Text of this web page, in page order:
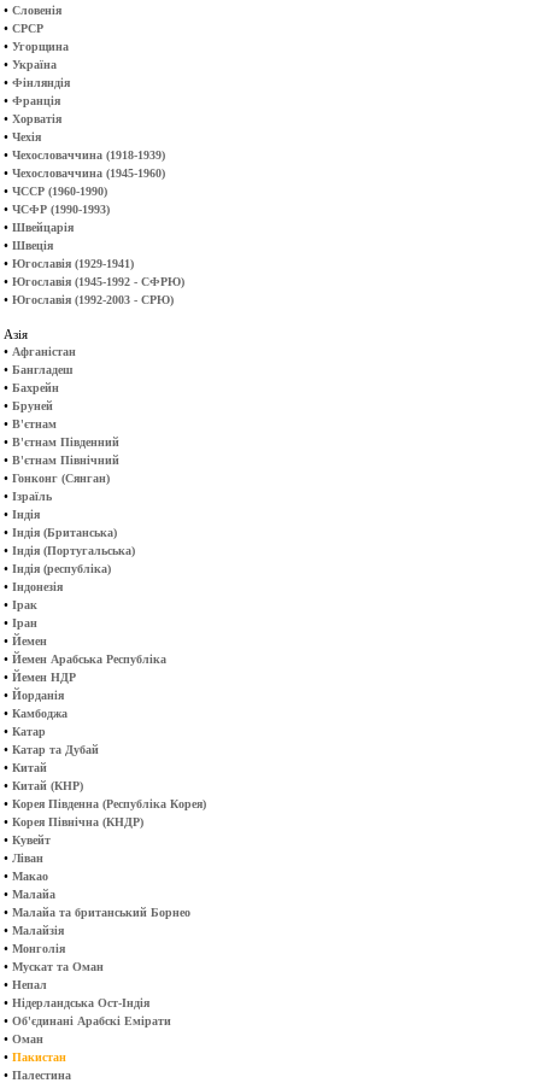
• Словенія
• СРСР
• Угорщина
• Україна
• Фінляндія
• Франція
• Хорватія
• Чехія
• Чехословаччина (1918-1939)
• Чехословаччина (1945-1960)
• ЧССР (1960-1990)
• ЧСФР (1990-1993)
• Швейцарія
• Швеція
• Югославія (1929-1941)
• Югославія (1945-1992 - СФРЮ)
• Югославія (1992-2003 - СРЮ)
Азія
• Афганістан
• Бангладеш
• Бахрейн
• Бруней
• В'єтнам
• В'єтнам Південний
• В'єтнам Північний
• Гонконг (Сянган)
• Ізраїль
• Індія
• Індія (Британська)
• Індія (Португальська)
• Індія (республіка)
• Індонезія
• Ірак
• Іран
• Йемен
• Йемен Арабська Республіка
• Йемен НДР
• Йорданія
• Камбоджа
• Катар
• Катар та Дубай
• Китай
• Китай (КНР)
• Корея Південна (Республіка Корея)
• Корея Північна (КНДР)
• Кувейт
• Ліван
• Макао
• Малайа
• Малайа та британський Борнео
• Малайзія
• Монголія
• Мускат та Оман
• Непал
• Нідерландська Ост-Індія
• Об'єдинані Арабскі Емірати
• Оман
• Пакистан
• Палестина